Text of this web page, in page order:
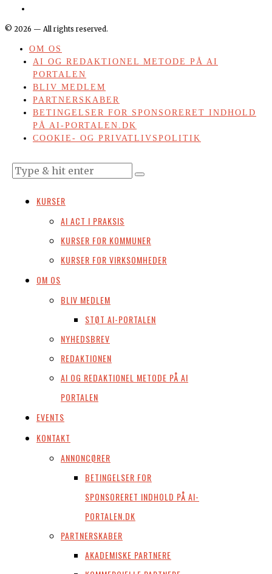
© 2026 — All rights reserved.
OM OS
AI OG REDAKTIONEL METODE PÅ AI
PORTALEN
BLIV MEDLEM
PARTNERSKABER
BETINGELSER FOR SPONSORERET INDHOLD
PÅ AI-PORTALEN.DK
COOKIE- OG PRIVATLIVSPOLITIK
KURSER
AI ACT I PRAKSIS
KURSER FOR KOMMUNER
KURSER FOR VIRKSOMHEDER
OM OS
BLIV MEDLEM
STØT AI-PORTALEN
NYHEDSBREV
REDAKTIONEN
AI OG REDAKTIONEL METODE PÅ AI
PORTALEN
EVENTS
KONTAKT
ANNONCØRER
BETINGELSER FOR
SPONSORERET INDHOLD PÅ AI-
PORTALEN.DK
PARTNERSKABER
AKADEMISKE PARTNERE